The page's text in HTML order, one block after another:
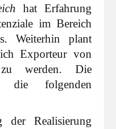
hat Erfahrung
im Bereich
Weiterhin plant
Exporteur von
zu werden. Die
die folgenden
der Realisierung